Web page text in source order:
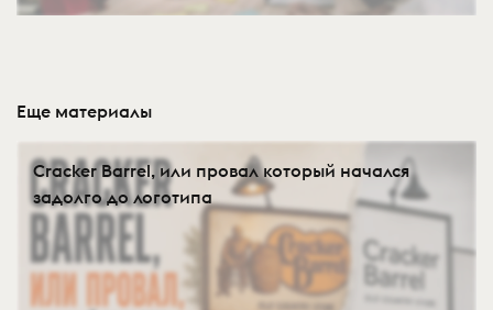
Еще материалы
Cracker Barrel, или провал который начался
задолго до логотипа